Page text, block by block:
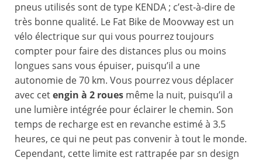
pneus utilisés sont de type KENDA ; c’est-à-dire de
très bonne qualité. Le Fat Bike de Moovway est un
vélo électrique sur qui vous pourrez toujours
compter pour faire des distances plus ou moins
longues sans vous épuiser, puisqu’il a une
autonomie de 70 km. Vous pourrez vous déplacer
avec cetengin à 2 roues même la nuit, puisqu’il a
une lumière intégrée pour éclairer le chemin. Son
temps de recharge est en revanche estimé à 3.5
heures, ce qui ne peut pas convenir à tout le monde.
Cependant, cette limite est rattrapée par sn design